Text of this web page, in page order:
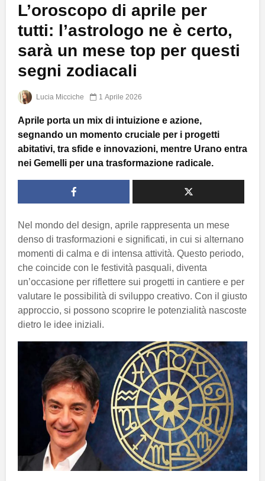
L’oroscopo di aprile per
tutti: l’astrologo ne è certo,
sarà un mese top per questi
segni zodiacali
Lucia Micciche 1 Aprile 2026
Aprile porta un mix di intuizione e azione,
segnando un momento cruciale per i progetti
abitativi, tra sfide e innovazioni, mentre Urano entra
nei Gemelli per una trasformazione radicale.
Nel mondo del design, aprile rappresenta un mese
denso di trasformazioni e significati, in cui si alternano
momenti di calma e di intensa attività. Questo periodo,
che coincide con le festività pasquali, diventa
un’occasione per riflettere sui progetti in cantiere e per
valutare le possibilità di sviluppo creativo. Con il giusto
approccio, si possono scoprire le potenzialità nascoste
dietro le idee iniziali.